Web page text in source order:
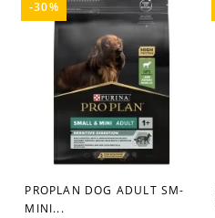
favorite_border
PROPLAN DOG ADULT SM-
MINI...
-30%